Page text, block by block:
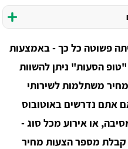
פשוטה כל כך - באמצעות
הסעות" ניתן להשוות
משתלמות לשירותי
אתם נדרשים באוטובוס
או אירוע מכל סוג -
מספר הצעות מחיר